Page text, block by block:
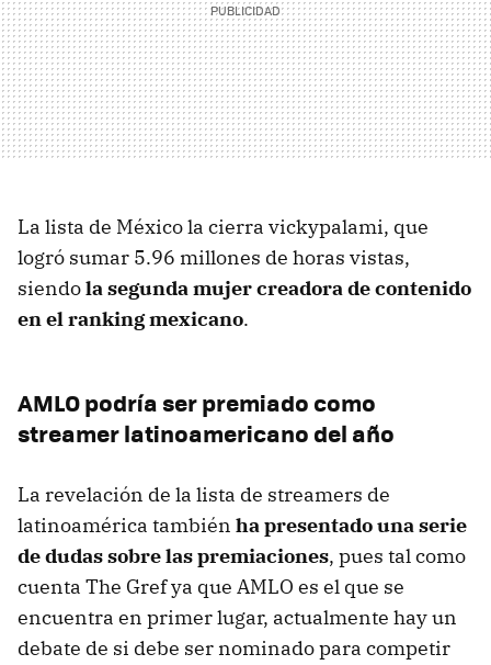
La lista de México la cierra vickypalami, que
logró sumar 5.96 millones de horas vistas,
siendola segunda mujer creadora de contenido
en el ranking mexicano.
AMLO podría ser premiado como
streamer latinoamericano del año
La revelación de la lista de streamers de
latinoamérica también ha presentado una serie
de dudas sobre las premiaciones, pues tal como
cuenta The Gref ya que AMLO es el que se
encuentra en primer lugar, actualmente hay un
debate de si debe ser nominado para competir